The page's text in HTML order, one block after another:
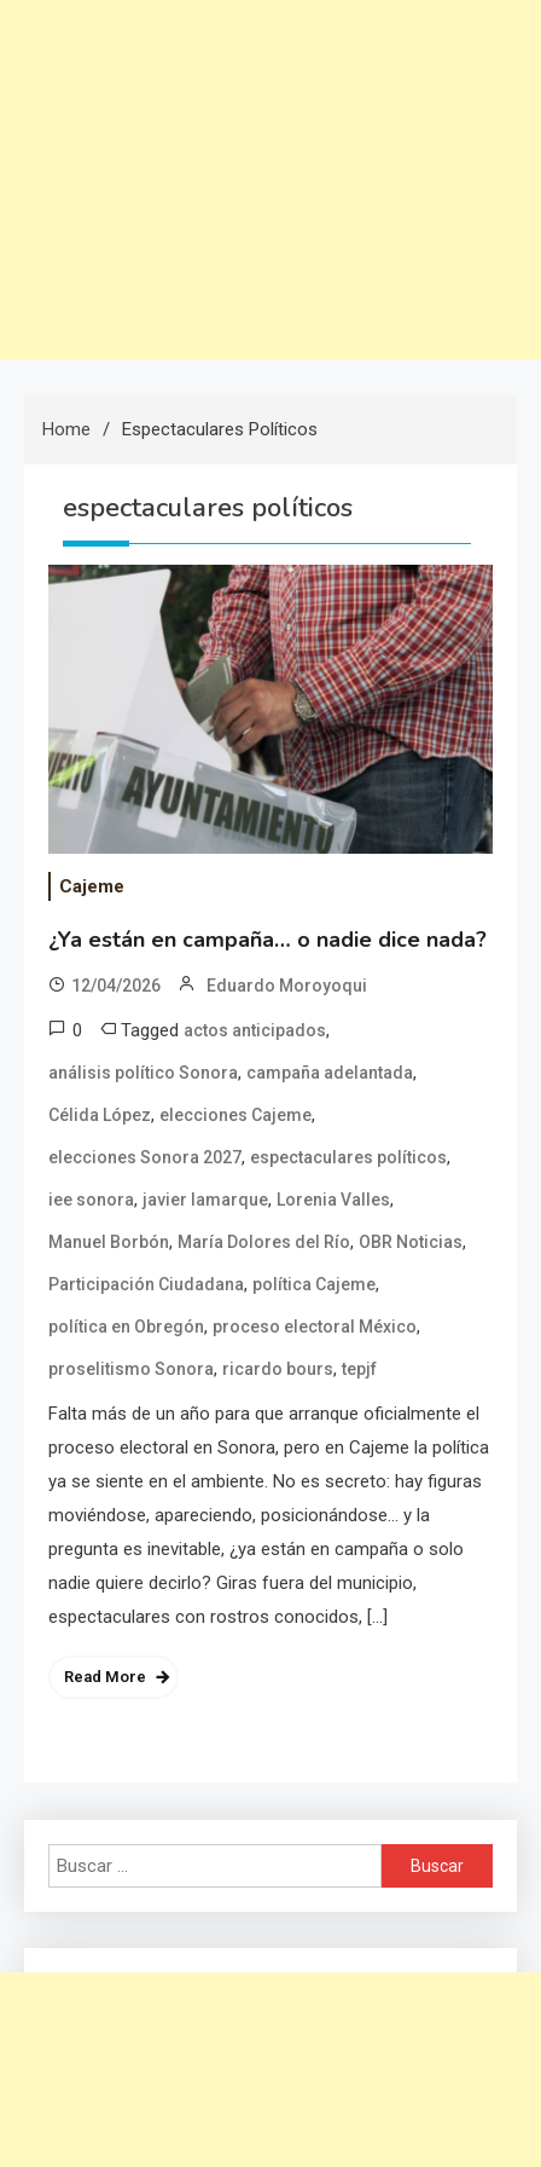
Home Espectaculares Políticos
espectaculares políticos
Cajeme
¿Ya están en campaña… o nadie dice nada?
12/04/2026 Eduardo Moroyoqui
0 Tagged actos anticipados,
análisis político Sonora, campaña adelantada,
Célida López, elecciones Cajeme,
elecciones Sonora 2027, espectaculares políticos,
iee sonora, javier lamarque, Lorenia Valles,
Manuel Borbón, María Dolores del Río, OBR Noticias,
Participación Ciudadana, política Cajeme,
política en Obregón, proceso electoral México,
proselitismo Sonora, ricardo bours,tepjf
Falta más de un año para que arranque oficialmente el
proceso electoral en Sonora, pero en Cajeme la política
ya se siente en el ambiente. No es secreto: hay figuras
moviéndose, apareciendo, posicionándose… y la
pregunta es inevitable, ¿ya están en campaña o solo
nadie quiere decirlo? Giras fuera del municipio,
espectaculares con rostros conocidos, […]
Read More
Buscar: